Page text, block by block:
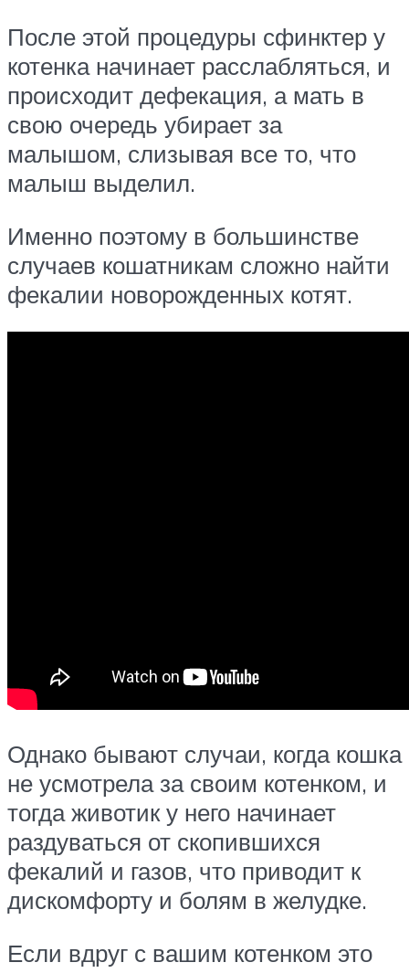
После этой процедуры сфинктер у
котенка начинает расслабляться, и
происходит дефекация, а мать в
свою очередь убирает за
малышом, слизывая все то, что
малыш выделил.
Именно поэтому в большинстве
случаев кошатникам сложно найти
фекалии новорожденных котят.
Однако бывают случаи, когда кошка
не усмотрела за своим котенком, и
тогда животик у него начинает
раздуваться от скопившихся
фекалий и газов, что приводит к
дискомфорту и болям в желудке.
Если вдруг с вашим котенком это